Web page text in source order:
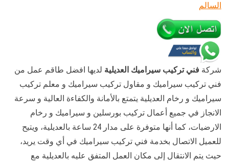
السالم
شركة فني تركيب سيراميك العديلية لديها افضل طاقم عمل من
فني تركيب سيراميك و مقاول تركيب سيراميك و معلم تركيب
سيراميك و رخام العديلية يتمتع بالأمانة والكفاءة العالية و سرعة
الانجاز في جميع أعمال تركيب بورسلين و سيراميك و رخام
الارضيات، كما أنها متوفرة على مدار 24 ساعة بالعديلية، ويتيح
للعميل الاتصال بخدمة فني تركيب سيراميك في أي وقت يريد،
حيث يتم الانتقال إلى مكان العمل المتفق عليه بالعديلية مع